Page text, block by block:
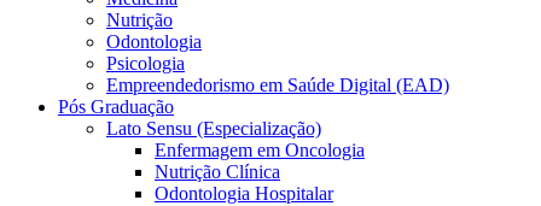
Nutrição
Odontologia
Psicologia
Empreendedorismo em Saúde Digital (EAD)
Pós Graduação
Lato Sensu (Especialização)
Enfermagem em Oncologia
Nutrição Clínica
Odontologia Hospitalar